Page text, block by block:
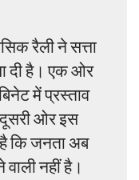
रैली ने सत्ता
दी है। एक ओर
में प्रस्ताव
दूसरी ओर इस
कि जनता अब
वाली नहीं है।